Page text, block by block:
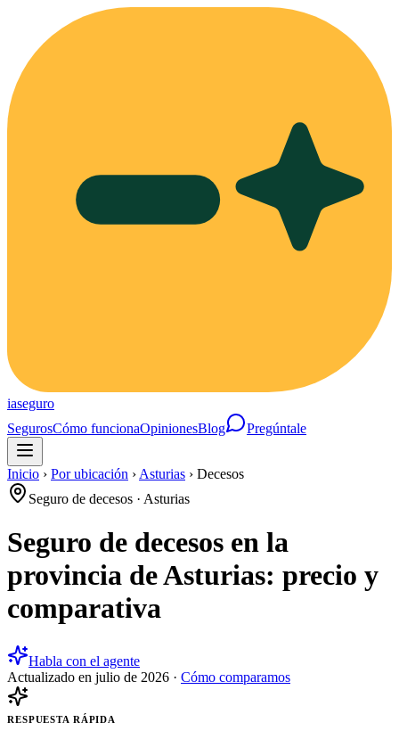
iaseguro
SegurosCómo funcionaOpinionesBlog Pregúntale
Inicio › Por ubicación › Asturias › Decesos
Seguro de decesos · Asturias
Seguro de decesos en la
provincia de Asturias: precio y
comparativa
Habla con el agente
Actualizado en julio de 2026 · Cómo comparamos
RESPUESTA RÁPIDA